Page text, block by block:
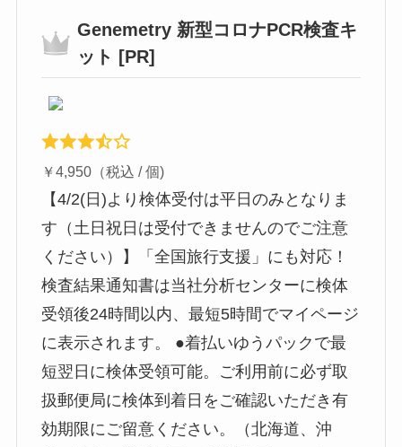
Genemetry 新型コロナPCR検査キ
ット [PR]
￥4,950（税込 / 個)
【4/2(日)より検体受付は平日のみとなりま
す（土日祝日は受付できませんのでご注意
ください）】「全国旅行支援」にも対応！
検査結果通知書は当社分析センターに検体
受領後24時間以内、最短5時間でマイページ
に表示されます。 ●着払いゆうパックで最
短翌日に検体受領可能。ご利用前に必ず取
扱郵便局に検体到着日をご確認いただき有
効期限にご留意ください。（北海道、沖